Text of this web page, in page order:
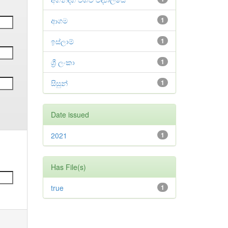
1
ආගම
1
ඉස්ලාම්
1
ශ්‍රී ලංකා
1
සිසුන්
Date issued
1
2021
Has File(s)
1
true